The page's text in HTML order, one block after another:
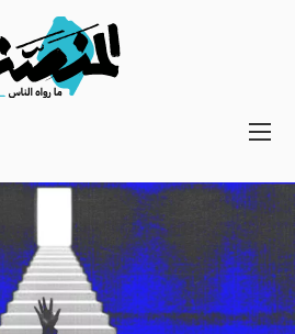
Main
Secondary
Navigation